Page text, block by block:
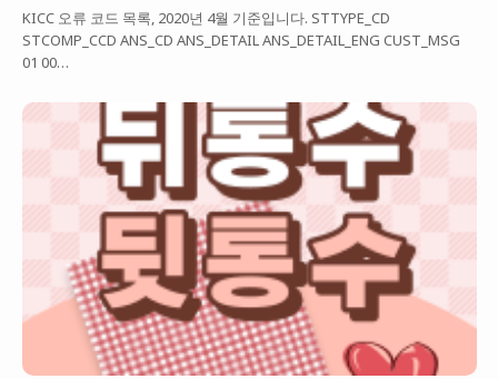
KICC 오류 코드 목록, 2020년 4월 기준입니다. STTYPE_CD
STCOMP_CCD ANS_CD ANS_DETAIL ANS_DETAIL_ENG CUST_MSG
01 00…